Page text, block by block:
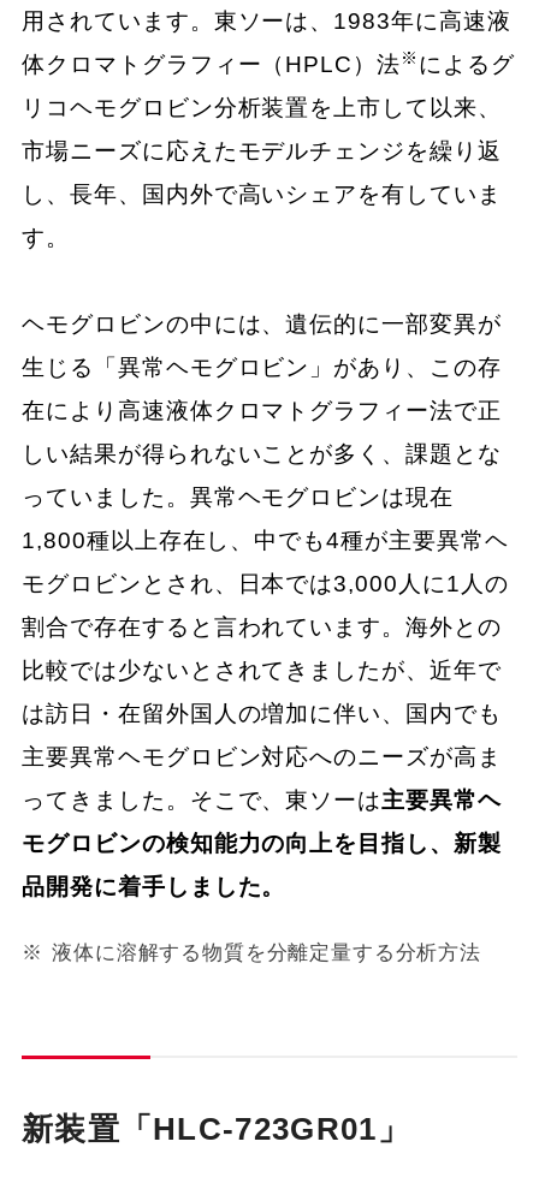
用されています。東ソーは、1983年に高速液
体クロマトグラフィー（HPLC）法※ によるグ
リコヘモグロビン分析装置を上市して以来、
市場ニーズに応えたモデルチェンジを繰り返
し、長年、国内外で高いシェアを有していま
す。
ヘモグロビンの中には、遺伝的に一部変異が
生じる「異常ヘモグロビン」があり、この存
在により高速液体クロマトグラフィー法で正
しい結果が得られないことが多く、課題とな
っていました。異常ヘモグロビンは現在
1,800種以上存在し、中でも4種が主要異常ヘ
モグロビンとされ、日本では3,000人に1人の
割合で存在すると言われています。海外との
比較では少ないとされてきましたが、近年で
は訪日・在留外国人の増加に伴い、国内でも
主要異常ヘモグロビン対応へのニーズが高ま
ってきました。そこで、東ソーは主要異常ヘ
モグロビンの検知能力の向上を目指し、新製
品開発に着手しました。
液体に溶解する物質を分離定量する分析方法
新装置「HLC-723GR01」